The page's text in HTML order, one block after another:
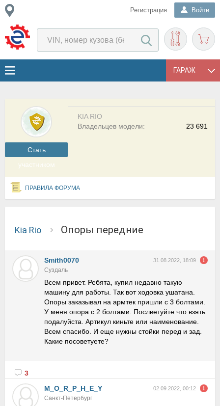
Регистрация Войти
ГАРАЖ
Cтать
участником
KIA RIO
23 691
Владельцев модели:
ПРАВИЛА ФОРУМА
Kia Rio Опоры передние
Smith0070 31.08.2022, 18:09
Суздаль
Всем привет. Ребята, купил недавно такую
машину для работы. Так вот ходовка ушатана.
Опоры заказывал на армтек пришли с 3 болтами.
У меня опора с 2 болтами. Послветуйте что взять
подалуйста. Артикул киньте или наименование.
Всем спасибо. И еще нужны стойки перед и зад.
Какие посоветуете?
3
M_O_R_P_H_E_Y
02.09.2022, 00:12
Санкт-Петербург